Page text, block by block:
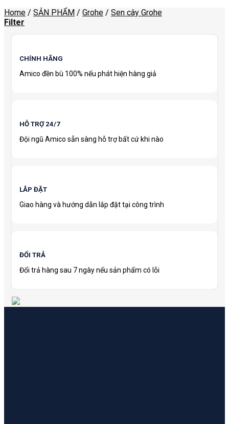
Home / SẢN PHẨM / Grohe / Sen cây Grohe
Filter
CHÍNH HÃNG
Amico đền bù 100% nếu phát hiện hàng giả
HỖ TRỢ 24/7
Đội ngũ Amico sẵn sàng hỗ trợ bất cứ khi nào
LẮP ĐẶT
Giao hàng và hướng dẫn lắp đặt tại công trình
ĐỔI TRẢ
Đổi trả hàng sau 7 ngày nếu sản phẩm có lỗi